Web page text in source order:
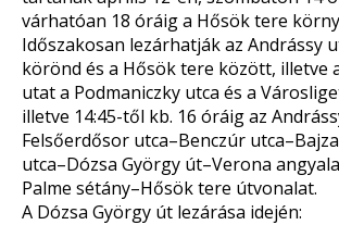
várhatóan 18 óráig a Hősök tere
Időszakosan lezárhatják az Andrássy
körönd és a Hősök tere között, illetve
utat a Podmaniczky utca és a
illetve 14:45-től kb. 16 óráig az
Felsőerdősor utca–Benczúr
utca–Dózsa György út–Verona
Palme sétány–Hősök tere útvonalat.
A Dózsa György út lezárása idején: